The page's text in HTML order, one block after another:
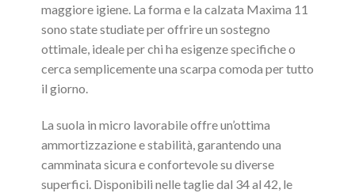
maggiore igiene. La forma e la calzata Maxima 11
sono state studiate per offrire un sostegno
ottimale, ideale per chi ha esigenze specifiche o
cerca semplicemente una scarpa comoda per tutto
il giorno.
La suola in micro lavorabile offre un’ottima
ammortizzazione e stabilità, garantendo una
camminata sicura e confortevole su diverse
superfici. Disponibili nelle taglie dal 34 al 42, le